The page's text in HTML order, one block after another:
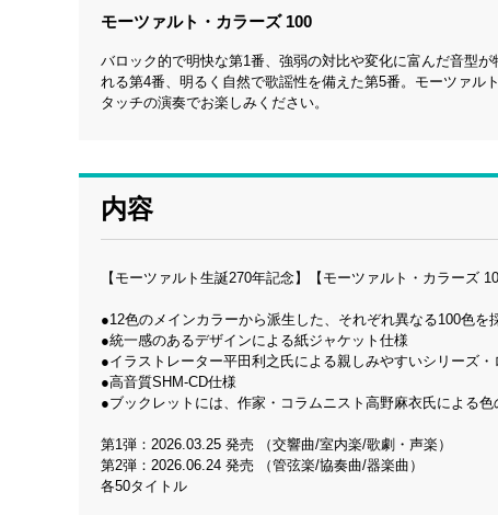
モーツァルト・カラーズ 100
バロック的で明快な第1番、強弱の対比や変化に富んだ音型
れる第4番、明るく自然で歌謡性を備えた第5番。モーツァル
タッチの演奏でお楽しみください。
内容
【モーツァルト生誕270年記念】【モーツァルト・カラーズ
●12色のメインカラーから派生した、それぞれ異なる100色を
●統一感のあるデザインによる紙ジャケット仕様
●イラストレーター平田利之氏による親しみやすいシリーズ・
●高音質SHM-CD仕様
●ブックレットには、作家・コラムニスト高野麻衣氏による
第1弾：2026.03.25 発売 （交響曲/室内楽/歌劇・声楽）
第2弾：2026.06.24 発売 （管弦楽/協奏曲/器楽曲）
各50タイトル